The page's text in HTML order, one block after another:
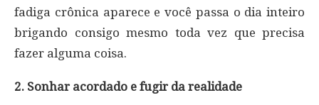
fadiga crônica aparece e você passa o dia inteiro
brigando consigo mesmo toda vez que precisa
fazer alguma coisa.
2. Sonhar acordado e fugir da realidade